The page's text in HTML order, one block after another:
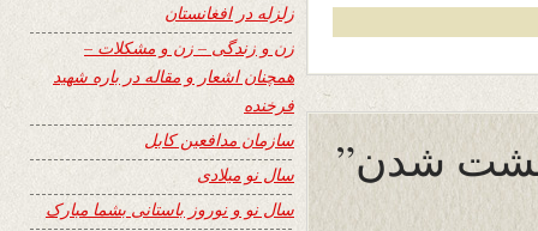
شدن”
زلزله در افغانستان
زن و زندگی – زن و مشکلات –
همچنان اشعار و مقاله در باره شهید
فرخنده
سازمان مدافعین کابل
سال نو میلادی
سال نو و نوروز باستانی بشما مبارک